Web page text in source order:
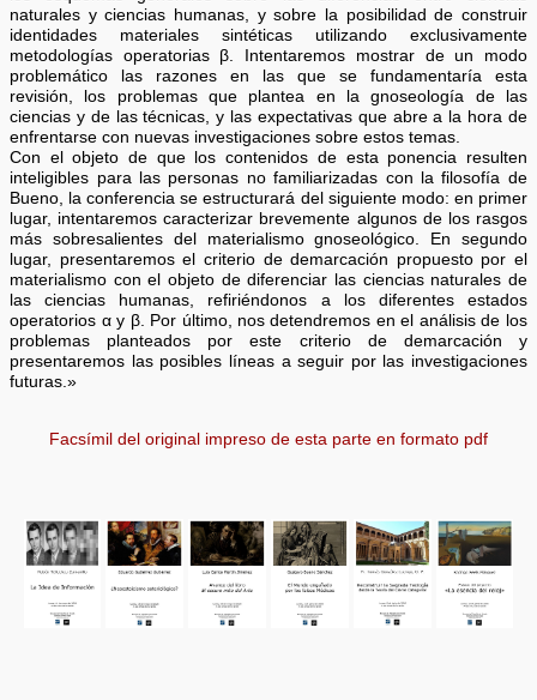
naturales y ciencias humanas, y sobre la posibilidad de construir
identidades materiales sintéticas utilizando exclusivamente
metodologías operatorias β. Intentaremos mostrar de un modo
problemático las razones en las que se fundamentaría esta
revisión, los problemas que plantea en la gnoseología de las
ciencias y de las técnicas, y las expectativas que abre a la hora de
enfrentarse con nuevas investigaciones sobre estos temas.
Con el objeto de que los contenidos de esta ponencia resulten
inteligibles para las personas no familiarizadas con la filosofía de
Bueno, la conferencia se estructurará del siguiente modo: en primer
lugar, intentaremos caracterizar brevemente algunos de los rasgos
más sobresalientes del materialismo gnoseológico. En segundo
lugar, presentaremos el criterio de demarcación propuesto por el
materialismo con el objeto de diferenciar las ciencias naturales de
las ciencias humanas, refiriéndonos a los diferentes estados
operatorios α y β. Por último, nos detendremos en el análisis de los
problemas planteados por este criterio de demarcación y
presentaremos las posibles líneas a seguir por las investigaciones
futuras.»
Facsímil del original impreso de esta parte en formato pdf